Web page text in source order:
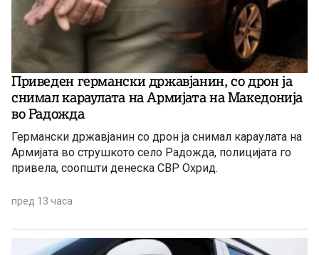
Приведен германски државјанин, со дрон ја
снимал караулата на Армијата на Македонија
во Радожда
Германски државјанин со дрон ја снимал караулата на
Армијата во струшкото село Радожда, полицијата го
привела, соопшти денеска СВР Охрид.
пред 13 часа